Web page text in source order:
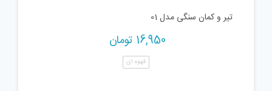
تیر و کمان سنگی مدل 01
16,950 تومان
قهوه ای